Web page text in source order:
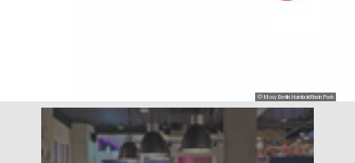
© Moxy Berlin Humboldthain Park